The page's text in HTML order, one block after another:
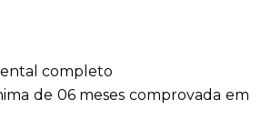
completo
de 06 meses comprovada em